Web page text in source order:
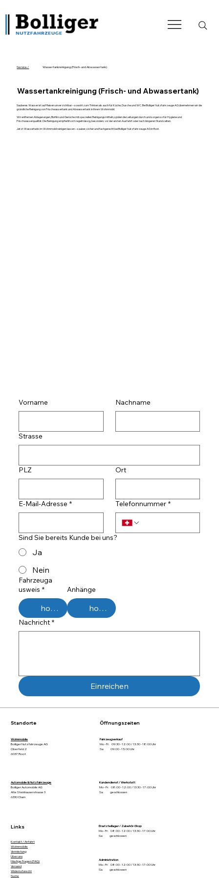
Service / Wassertankreinigung (Frisch- und Abwassertank)
Wassertankreinigung (Frisch- und Abwassertank)
Sauberes Wasser ist auf Reisen unverzichtbar – sowohl zum Trinken als auch für Küche, Dusche und WC. Bei Bolliger Nutzfahrzeuge AG übernehmen wir die
gründliche Reinigung von Frischwassertank und Abwassertank in Ihrem Wohnmobil.
Wir entfernen Ablagerungen, Biofilm und Gerüche mit speziellen Reinigungsmitteln, spülen die Leitungen durch und sorgen so für Hygiene und
Frischwasserqualität. Die Reinigung empfiehlt sich regelmässig, besonders vor der ersten Ausfahrt oder nach längeren Standzeiten.
Jetzt Wassertank im Wohnmobil reinigen lassen – sauber, sicher und fachgerecht bei Bolliger Nutzfahrzeuge AG in Root.
Vorname Nachname
Strasse
PLZ Ort
E-Mail-Adresse * Telefonnummer *
Sind Sie bereits Kunde bei uns?
Ja
Nein
Fahrzeuga
usweis *
hochladen
Anhänge
hochladen
Nachricht *
Einreichen
Standorte Öffnungszeiten
Links
Wohnmobile
Bolliger Nutzfahrzeuge AG
Oberfeld 2
6037 Root
Fahrzeugverkauf
Mo - Fr: 09:30 - 12:00 / 13:30 - 18:00 Uhr
Sa: 09:00 - 15:00 Uhr
Ersatzteillager / Zubehör-Shop
Mo - Fr: 08:00 - 12:00 / 13:30 - 17:00 Uhr
Sa: geschlossen
Kontakt / Anfahrt
Wohnmobile
Vermietung
Über uns
Häufige Fragen (FAQ)
Versand
Widerrufsrecht
Suche
Automobile & Nutzfahrzeuge
Bolliger Automobile AG
Alte Steinhauserstrasse 3
6330 Cham
Kundendienst / Werkstatt
Mo - Fr: 08:00 - 12:00 / 13:30 - 17:00 Uhr
Sa: geschlossen
Administration
Mo - Fr: 08:00 - 12:00 / 13:30 - 17:00 Uhr
Sa: geschlossen